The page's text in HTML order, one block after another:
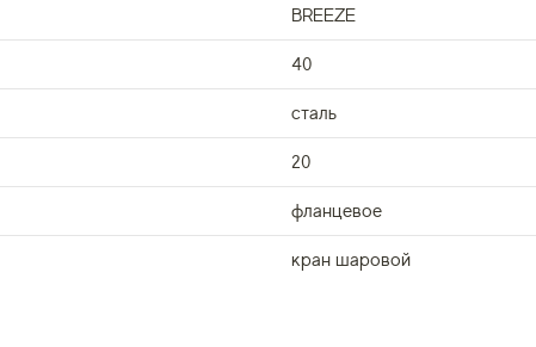
BREEZE
40
сталь
20
фланцевое
кран шаровой